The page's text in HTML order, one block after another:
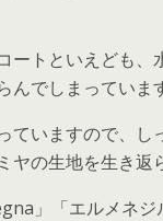
ートといえども、
んでしまっていま
ていますので、し
ヤの生地を生き返
」「エルメネ